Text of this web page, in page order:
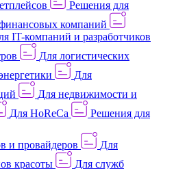
Решения для
компаний
IT-компаний и разработчиков
Для логистических
Для
Для недвижимости и
Для HoReCa
Решения для
и провайдеров
Для
красоты
Для служб